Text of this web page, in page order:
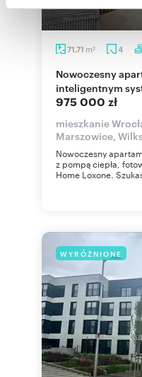
Partnerzy mogą
korzystania z ich usług.
71,71 m2 4
Nowoczesny apartament 4 pok. (71,71 m²) z
inteligentnym
975 000 zł
mieszkanie
Marszowice,
Nowoczesny
z pompą ciepła,
Home Loxone.
WYRÓŻNIONE